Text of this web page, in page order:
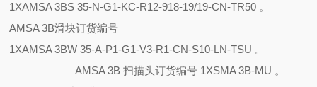
1XAMSA 3BS 35-N-G1-KC-R12-918-19/19-CN-TR50 。
AMSA 3B滑块订货编号
1XAMSA 3BW 35-A-P1-G1-V3-R1-CN-S10-LN-TSU 。
AMSA 3B 扫描头订货编号 1XSMA 3B-MU 。